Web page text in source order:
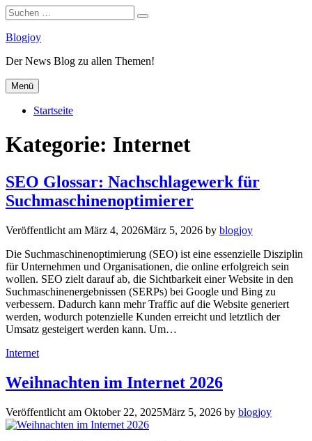
Suchen
nach:
Suchen
Zum
springen
Blogjoy
Der News Blog zu allen Themen!
Menü
Startseite
Kategorie: Internet
SEO Glossar: Nachschlagewerk für
Suchmaschinenoptimierer
Veröffentlicht am März 4, 2026März 5, 2026 by blogjoy
Die Suchmaschinenoptimierung (SEO) ist eine essenzielle Disziplin
für Unternehmen und Organisationen, die online erfolgreich sein
wollen. SEO zielt darauf ab, die Sichtbarkeit einer Website in den
Suchmaschinenergebnissen (SERPs) bei Google und Bing zu
verbessern. Dadurch kann mehr Traffic auf die Website generiert
werden, wodurch potenzielle Kunden erreicht und letztlich der
Umsatz gesteigert werden kann. Um…
Kategorien
Internet
Weihnachten im Internet 2026
Veröffentlicht am Oktober 22, 2025März 5, 2026 by blogjoy